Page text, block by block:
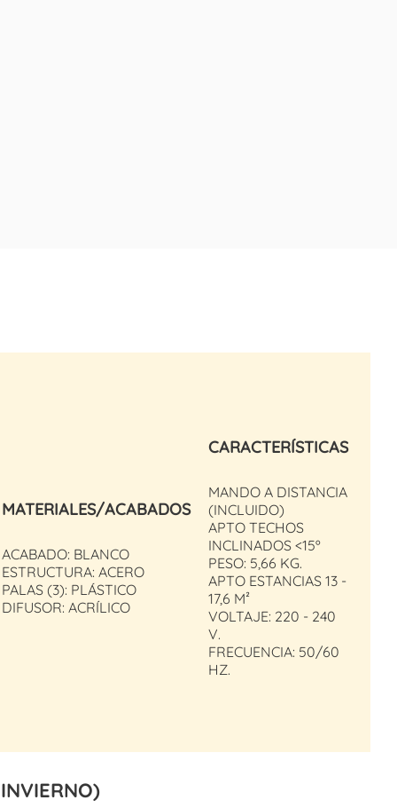
MATERIALES/ACABADOS
ACABADO: BLANCO
ESTRUCTURA: ACERO
PALAS (3): PLÁSTICO
DIFUSOR: ACRÍLICO
CARACTERÍSTICAS
MANDO A DISTANCIA
(INCLUIDO)
APTO TECHOS
INCLINADOS <15º
PESO: 5,66 KG.
APTO ESTANCIAS 13 -
17,6 M²
VOLTAJE: 220 - 240
V.
FRECUENCIA: 50/60
HZ.